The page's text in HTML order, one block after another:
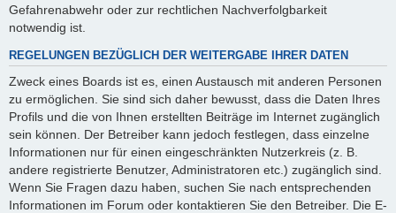
Gefahrenabwehr oder zur rechtlichen Nachverfolgbarkeit
notwendig ist.
REGELUNGEN BEZÜGLICH DER WEITERGABE IHRER DATEN
Zweck eines Boards ist es, einen Austausch mit anderen Personen
zu ermöglichen. Sie sind sich daher bewusst, dass die Daten Ihres
Profils und die von Ihnen erstellten Beiträge im Internet zugänglich
sein können. Der Betreiber kann jedoch festlegen, dass einzelne
Informationen nur für einen eingeschränkten Nutzerkreis (z. B.
andere registrierte Benutzer, Administratoren etc.) zugänglich sind.
Wenn Sie Fragen dazu haben, suchen Sie nach entsprechenden
Informationen im Forum oder kontaktieren Sie den Betreiber. Die E-